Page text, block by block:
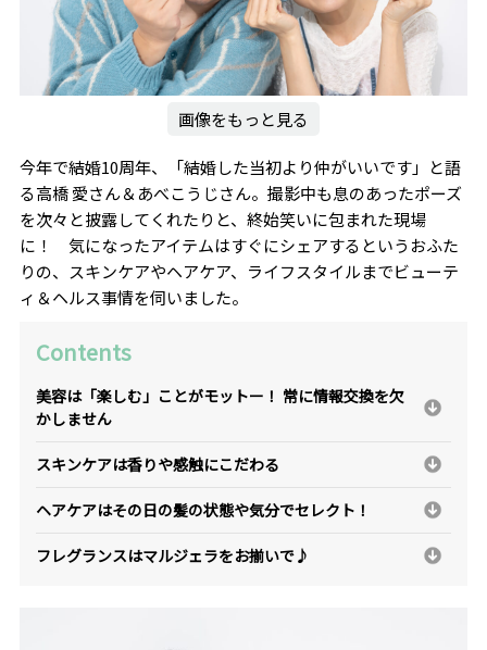
画像をもっと見る
今年で結婚10周年、「結婚した当初より仲がいいです」と語
る高橋 愛さん＆あべこうじさん。撮影中も息のあったポーズ
を次々と披露してくれたりと、終始笑いに包まれた現場
に！ 気になったアイテムはすぐにシェアするというおふた
りの、スキンケアやヘアケア、ライフスタイルまでビューテ
ィ＆ヘルス事情を伺いました。
Contents
美容は「楽しむ」ことがモットー！ 常に情報交換を欠
かしません
スキンケアは香りや感触にこだわる
ヘアケアはその日の髪の状態や気分でセレクト！
フレグランスはマルジェラをお揃いで♪